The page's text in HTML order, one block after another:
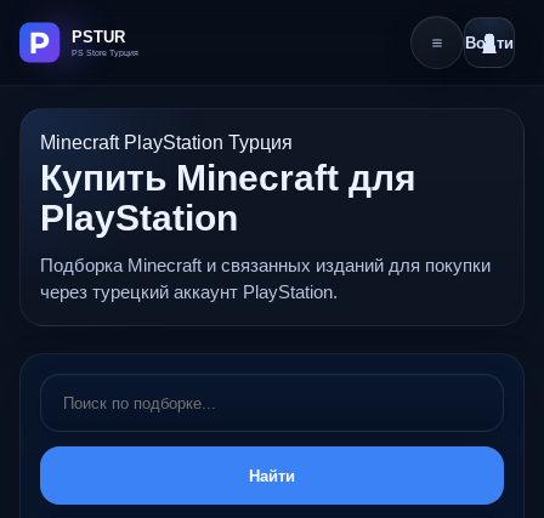
Войти
Minecraft PlayStation Турция
Купить Minecraft для
PlayStation
Подборка Minecraft и связанных изданий для покупки
через турецкий аккаунт PlayStation.
Найти